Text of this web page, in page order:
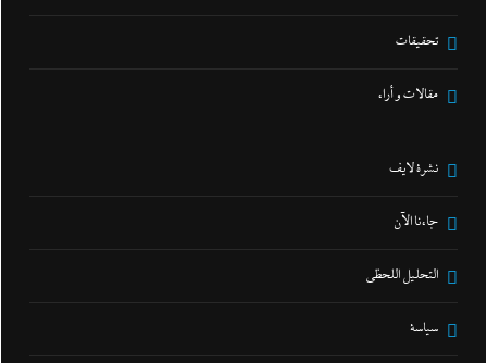
تحقيقات
مقالات و أراء
نشرة لايف
جاءنا الآن
التحليل اللحظي
سياسة